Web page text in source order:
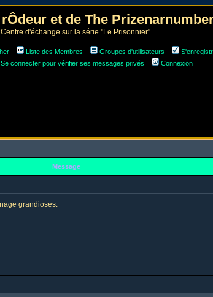
et de The
Centre d'échange sur la série "Le Prisonnier"
Liste des Membres Groupes d'utilisateurs
Se connecter pour vérifier ses messages privés Connexion
Message
grandioses.